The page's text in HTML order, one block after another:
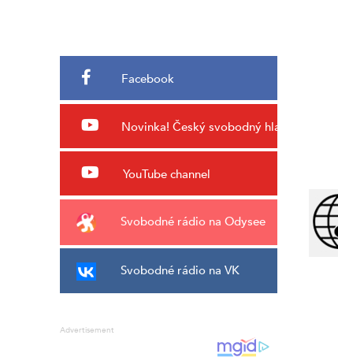
Facebook
Novinka! Český svobodný hlas
YouTube channel
Svobodné rádio na Odysee
Svobodné rádio na VK
Advertisement